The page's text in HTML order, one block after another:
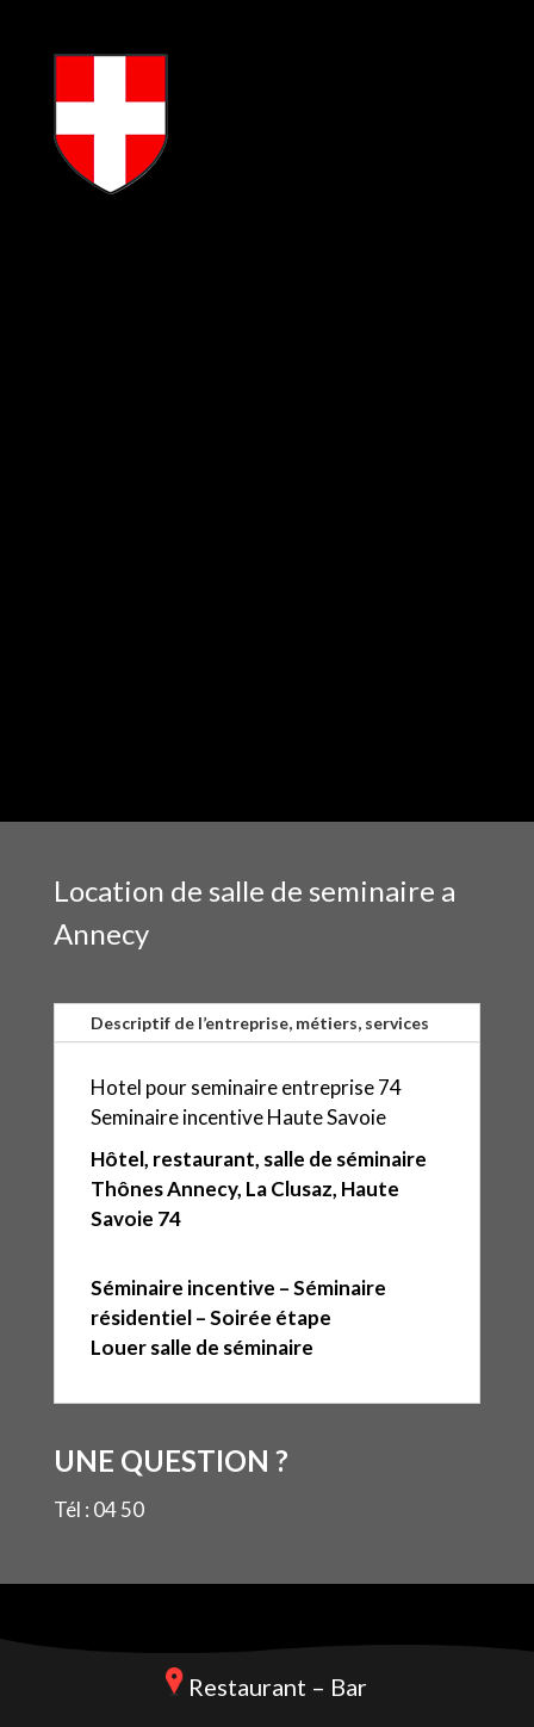
Location de salle de seminaire a
Annecy
Descriptif de l’entreprise, métiers, services
Hotel pour seminaire entreprise 74
Seminaire incentive Haute Savoie
Hôtel, restaurant, salle de séminaire
Thônes Annecy, La Clusaz, Haute
Savoie 74
Séminaire incentive – Séminaire
résidentiel – Soirée étape
Louer salle de séminaire
UNE QUESTION ?
Tél : 04 50
Restaurant – Bar